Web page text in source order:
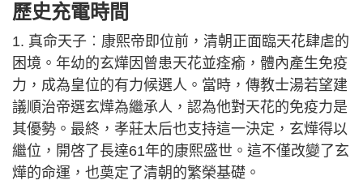
歷史充電時間
1. 真命天子︰康熙帝即位前，清朝正面臨天花肆虐的
困境。年幼的玄燁因曾患天花並痊瘉，體內產生免疫
力，成為皇位的有力候選人。當時，傳教士湯若望建
議順治帝選玄燁為繼承人，認為他對天花的免疫力是
其優勢。最終，孝莊太后也支持這一決定，玄燁得以
繼位，開啓了長達61年的康熙盛世。這不僅改變了玄
燁的命運，也奠定了清朝的繁榮基礎。